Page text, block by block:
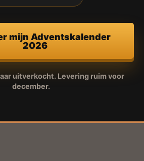
mijn Adventskalender
2026
uitverkocht. Levering ruim voor
december.